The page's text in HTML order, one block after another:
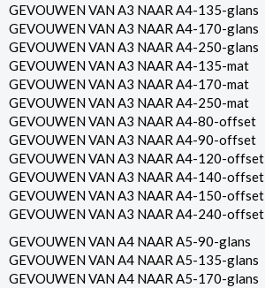
GEVOUWEN VAN A3 NAAR A4-135-glans
GEVOUWEN VAN A3 NAAR A4-170-glans
GEVOUWEN VAN A3 NAAR A4-250-glans
GEVOUWEN VAN A3 NAAR A4-135-mat
GEVOUWEN VAN A3 NAAR A4-170-mat
GEVOUWEN VAN A3 NAAR A4-250-mat
GEVOUWEN VAN A3 NAAR A4-80-offset
GEVOUWEN VAN A3 NAAR A4-90-offset
GEVOUWEN VAN A3 NAAR A4-120-offset
GEVOUWEN VAN A3 NAAR A4-140-offset
GEVOUWEN VAN A3 NAAR A4-150-offset
GEVOUWEN VAN A3 NAAR A4-240-offset
GEVOUWEN VAN A4 NAAR A5-90-glans
GEVOUWEN VAN A4 NAAR A5-135-glans
GEVOUWEN VAN A4 NAAR A5-170-glans